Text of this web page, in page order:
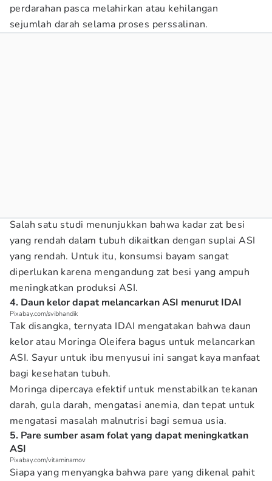
perdarahan pasca melahirkan atau kehilangan
sejumlah darah selama proses perssalinan.
Salah satu studi menunjukkan bahwa kadar zat besi
yang rendah dalam tubuh dikaitkan dengan suplai ASI
yang rendah. Untuk itu, konsumsi bayam sangat
diperlukan karena mengandung zat besi yang ampuh
meningkatkan produksi ASI.
4. Daun kelor dapat melancarkan ASI menurut IDAI
Pixabay.com/svibhandik
Tak disangka, ternyata IDAI mengatakan bahwa daun
kelor atau Moringa Oleifera bagus untuk melancarkan
ASI. Sayur untuk ibu menyusui ini sangat kaya manfaat
bagi kesehatan tubuh.
Moringa dipercaya efektif untuk menstabilkan tekanan
darah, gula darah, mengatasi anemia, dan tepat untuk
mengatasi masalah malnutrisi bagi semua usia.
5. Pare sumber asam folat yang dapat meningkatkan
ASI
Pixabay.com/vitaminamov
Siapa yang menyangka bahwa pare yang dikenal pahit